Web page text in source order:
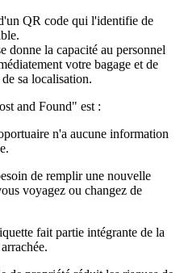
QR code qui l'identifie de
donne la capacité au personnel
votre bagage et de
sa localisation.
and Found" est :
n'a aucune information
de remplir une nouvelle
voyagez ou changez de
fait partie intégrante de la